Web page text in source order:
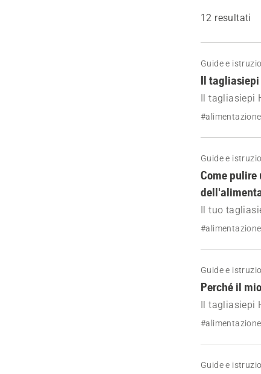
12 resultati
Guide e
Il tagliasiepi
Il tagliasiepi
candela e
Guide e
Come
Il tuo
passo dopo
Guide e
Perché il
Il tagliasiepi
Guide e